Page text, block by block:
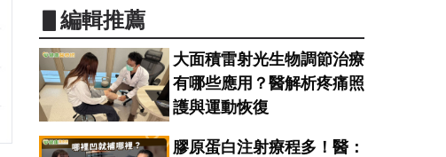
▋編輯推薦
大面積雷射光生物調節治療
有哪些應用？醫解析疼痛照
護與運動恢復
膠原蛋白注射療程多！醫：